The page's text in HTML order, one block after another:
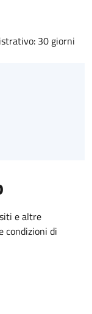
30 giorni
e altre
condizioni di